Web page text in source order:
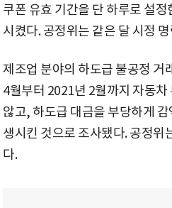
쿠폰 유효 기간을 단 하루로 설
시켰다. 공정위는 같은 달 시정
제조업 분야의 하도급 불공정 거
4월부터 2021년 2월까지 자동차
않고, 하도급 대금을 부당하게
생시킨 것으로 조사됐다. 공정위
다.